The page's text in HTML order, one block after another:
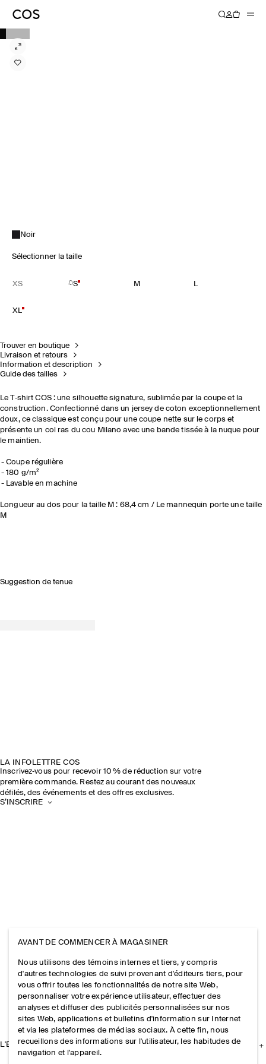
Noir
Sélectionner la taille
XS S M L
XL
Trouver en boutique
Livraison et retours
Information et description
Guide des tailles
Le T‑shirt COS : une silhouette signature, sublimée par la coupe et la
construction. Confectionné dans un jersey de coton exceptionnellement
doux, ce classique est conçu pour une coupe nette sur le corps et
présente un col ras du cou Milano avec une bande tissée à la nuque pour
le maintien.
Coupe régulière
180 g/m²
Lavable en machine
Longueur au dos pour la taille M : 68,4 cm / Le mannequin porte une taille
M
Suggestion de tenue
LA INFOLETTRE COS
Inscrivez‑vous pour recevoir 10 % de réduction sur votre
première commande. Restez au courant des nouveaux
défilés, des événements et des offres exclusives.
S’INSCRIRE
L'ENTREPRISE
AVANT DE COMMENCER À MAGASINER
Nous utilisons des témoins internes et tiers, y compris
d'autres technologies de suivi provenant d'éditeurs tiers, pour
vous offrir toutes les fonctionnalités de notre site Web,
personnaliser votre expérience utilisateur, effectuer des
analyses et diffuser des publicités personnalisées sur nos
sites Web, applications et bulletins d'information sur Internet
et via les plateformes de médias sociaux. À cette fin, nous
recueillons des informations sur l'utilisateur, les habitudes de
navigation et l'appareil.